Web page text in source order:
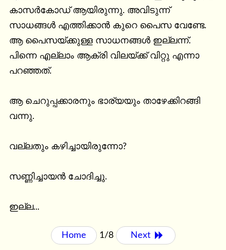
കാസർകോഡ് ആയിരുന്നു. അവിടുന്ന്
സാധങ്ങൾ എത്തിക്കാൻ കുറെ പൈസ വേണ്ടേ.
ആ പൈസയ്ക്കുള്ള സാധനങ്ങൾ ഇല്ലന്ന്.
പിന്നെ എല്ലാം ആക്രി വിലയ്ക്ക് വിറ്റു എന്നാ
പറഞ്ഞത്.
ആ ചെറുപ്പക്കാരനും ഭാര്യയും താഴേക്കിറങ്ങി
വന്നു.
വല്ലതും കഴിച്ചായിരുന്നോ?
സണ്ണിച്ചായൻ ചോദിച്ചു.
ഇല്ല...
Home 1/8 Next